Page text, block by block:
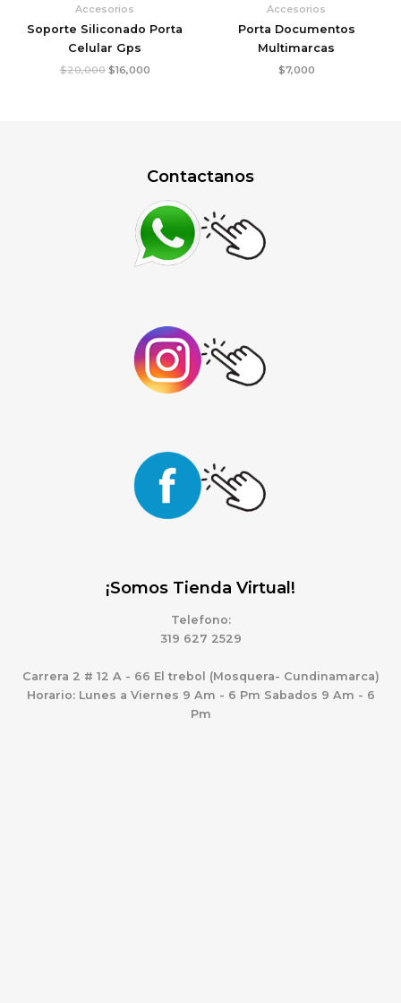
Accesorios
Soporte Siliconado Porta
Celular Gps
$20,000 $16,000
Accesorios
Porta Documentos
Multimarcas
$7,000
Contactanos
¡Somos Tienda Virtual!
Telefono:
319 627 2529
Carrera 2 # 12 A - 66 El trebol (Mosquera- Cundinamarca)
Horario: Lunes a Viernes 9 Am - 6 Pm Sabados 9 Am - 6
Pm